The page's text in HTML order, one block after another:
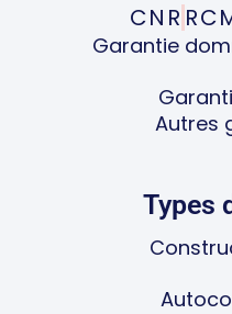
CNR
Garantie
Autres
Types